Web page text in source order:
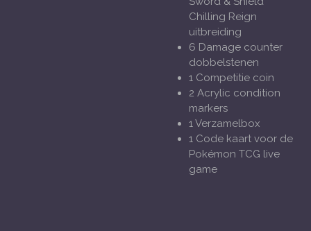
Chilling Reign
uitbreiding
6 Damage counter
dobbelstenen
1 Competitie coin
2 Acrylic condition
markers
1 Verzamelbox
1 Code kaart voor de
Pokémon TCG live
game